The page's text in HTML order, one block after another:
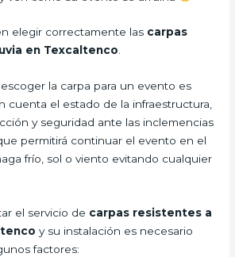
elegir correctamente las carpas
en Texcaltenco.
la carpa para un evento es
cuenta el estado de la infraestructura,
y seguridad ante las inclemencias
permitirá continuar el evento en el
frío, sol o viento evitando cualquier
el servicio de carpas resistentes a
y su instalación es necesario
factores: